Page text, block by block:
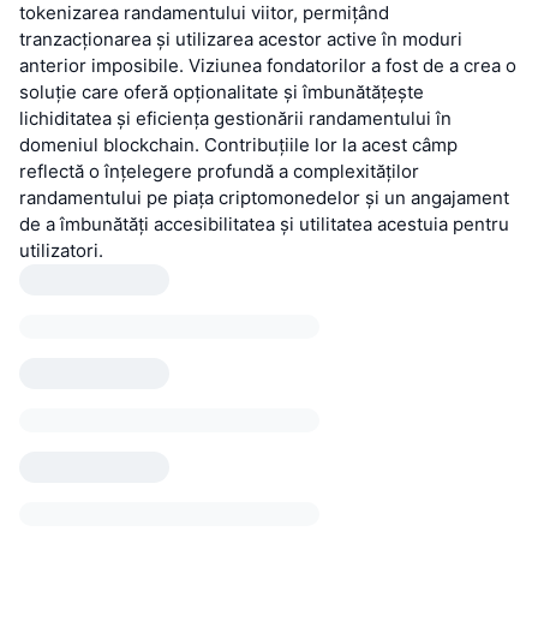
tokenizarea randamentului viitor, permițând
tranzacționarea și utilizarea acestor active în moduri
anterior imposibile. Viziunea fondatorilor a fost de a crea o
soluție care oferă opționalitate și îmbunătățește
lichiditatea și eficiența gestionării randamentului în
domeniul blockchain. Contribuțiile lor la acest câmp
reflectă o înțelegere profundă a complexităților
randamentului pe piața criptomonedelor și un angajament
de a îmbunătăți accesibilitatea și utilitatea acestuia pentru
utilizatori.